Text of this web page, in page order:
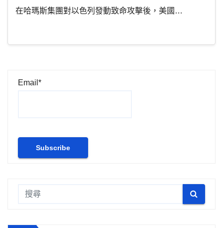
在哈瑪斯集團對以色列發動致命攻擊後，美國…
Email*